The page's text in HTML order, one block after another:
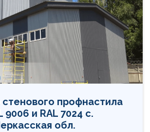
профнастила
9006 и RAL 7024 с.
обл.